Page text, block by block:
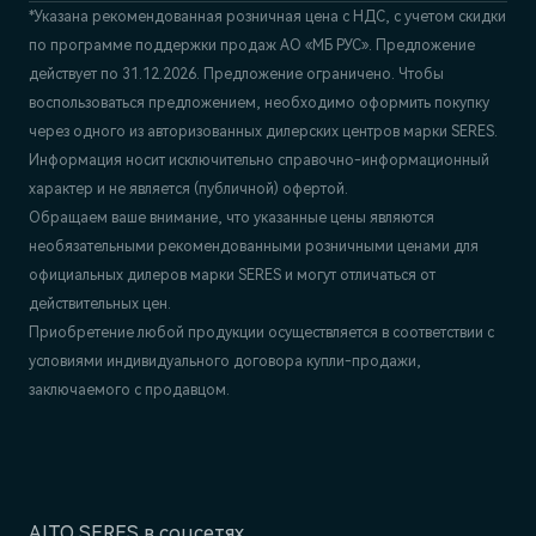
*Указана рекомендованная розничная цена c НДС, с учетом скидки
по программе поддержки продаж АО «МБ РУС». Предложение
действует по 31.12.2026. Предложение ограничено. Чтобы
воспользоваться предложением, необходимо оформить покупку
через одного из авторизованных дилерских центров марки SERES.
Информация носит исключительно справочно-информационный
характер и не является (публичной) офертой.
Обращаем ваше внимание, что указанные цены являются
необязательными рекомендованными розничными ценами для
официальных дилеров марки SERES и могут отличаться от
действительных цен.
Приобретение любой продукции осуществляется в соответствии с
условиями индивидуального договора купли-продажи,
заключаемого с продавцом.